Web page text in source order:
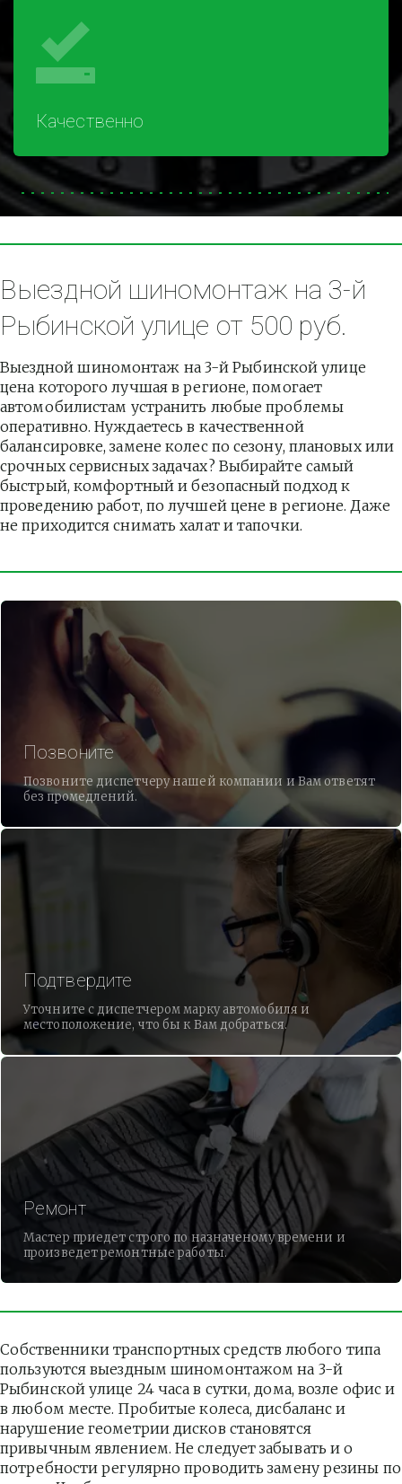
Качественно
Выездной шиномонтаж на 3-й
Рыбинской улице от 500 руб.
Выездной шиномонтаж на 3-й Рыбинской улице
цена которого лучшая в регионе, помогает
автомобилистам устранить любые проблемы
оперативно. Нуждаетесь в качественной
балансировке, замене колес по сезону, плановых или
срочных сервисных задачах? Выбирайте самый
быстрый, комфортный и безопасный подход к
проведению работ, по лучшей цене в регионе. Даже
не приходится снимать халат и тапочки.
Позвоните
Позвоните диспетчеру нашей компании и Вам ответят
без промедлений.
Подтвердите
Уточните с диспетчером марку автомобиля и
местоположение, что бы к Вам добраться.
Ремонт
Мастер приедет строго по назначеному времени и
произведет ремонтные работы.
Собственники транспортных средств любого типа
пользуются выездным шиномонтажом на 3-й
Рыбинской улице 24 часа в сутки, дома, возле офис и
в любом месте. Пробитые колеса, дисбаланс и
нарушение геометрии дисков становятся
привычным явлением. Не следует забывать и о
потребности регулярно проводить замену резины по